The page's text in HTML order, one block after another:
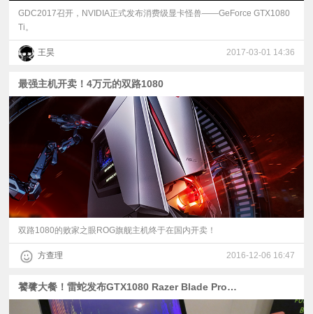
GDC2017召开，NVIDIA正式发布消费级显卡怪兽——GeForce GTX1080
Ti。
王昊 2017-03-01 14:36
最强主机开卖！4万元的双路1080
双路1080的败家之眼ROG旗舰主机终于在国内开卖！
方查理 2016-12-06 16:47
饕餮大餐！雷蛇发布GTX1080 Razer Blade Pro笔电